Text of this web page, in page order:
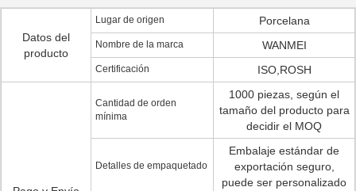
Datos del
producto
Lugar de origen Porcelana
Nombre de la marca WANMEI
Certificación ISO,ROSH
Cantidad de orden
mínima
1000 piezas, según el
tamaño del producto para
decidir el MOQ
Detalles de empaquetado
Embalaje estándar de
exportación seguro,
puede ser personalizado